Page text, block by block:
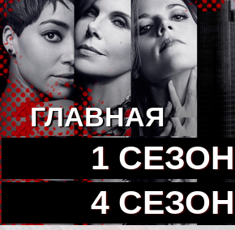
ГЛАВНАЯ
1 СЕЗОН
4 СЕЗОН